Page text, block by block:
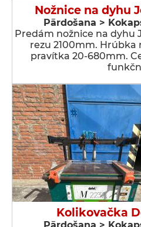
Nožnice na dyhu
Pārdošana >
Predám nožnice na dyhu
rezu 2100mm. Hrúbka
pravítka 20-680mm.
Kolikovačka